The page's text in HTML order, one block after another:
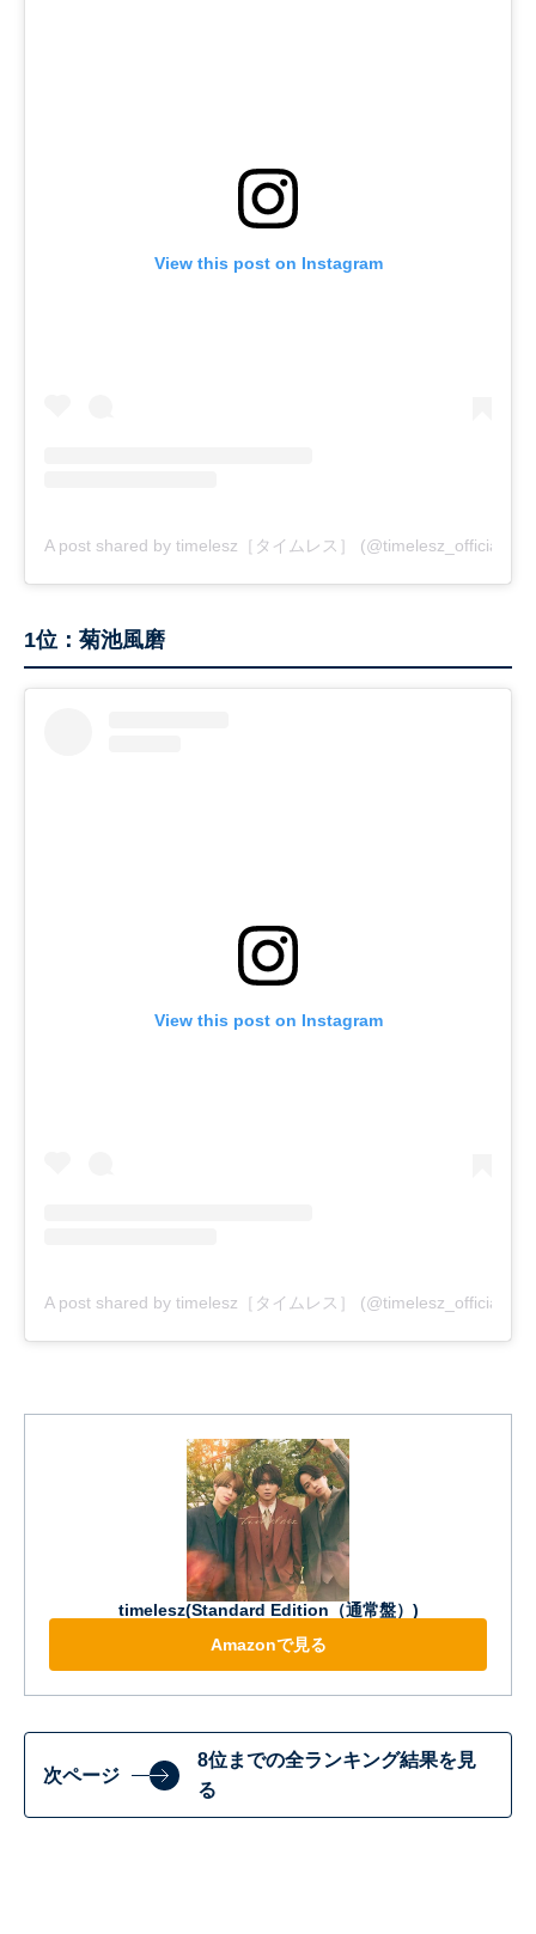
View this post on Instagram
A post shared by timelesz［タイムレス］ (@timelesz_official)
1位：菊池風磨
View this post on Instagram
A post shared by timelesz［タイムレス］ (@timelesz_official)
timelesz(Standard Edition（通常盤）)
Amazonで見る
次ページ
8位までの全ランキング結果を見
る